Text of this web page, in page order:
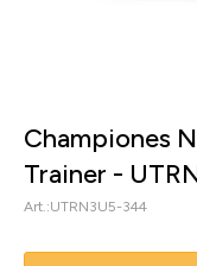
Championes
Trainer -
UTRN3U5-344